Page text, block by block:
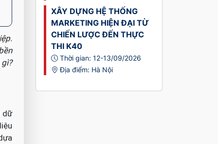
dữ
XÂY DỰNG HỆ THỐNG
MARKETING HIỆN ĐẠI TỪ
CHIẾN LƯỢC ĐẾN THỰC
THI K40
Thời gian: 12-13/09/2026
Địa điểm: Hà Nội